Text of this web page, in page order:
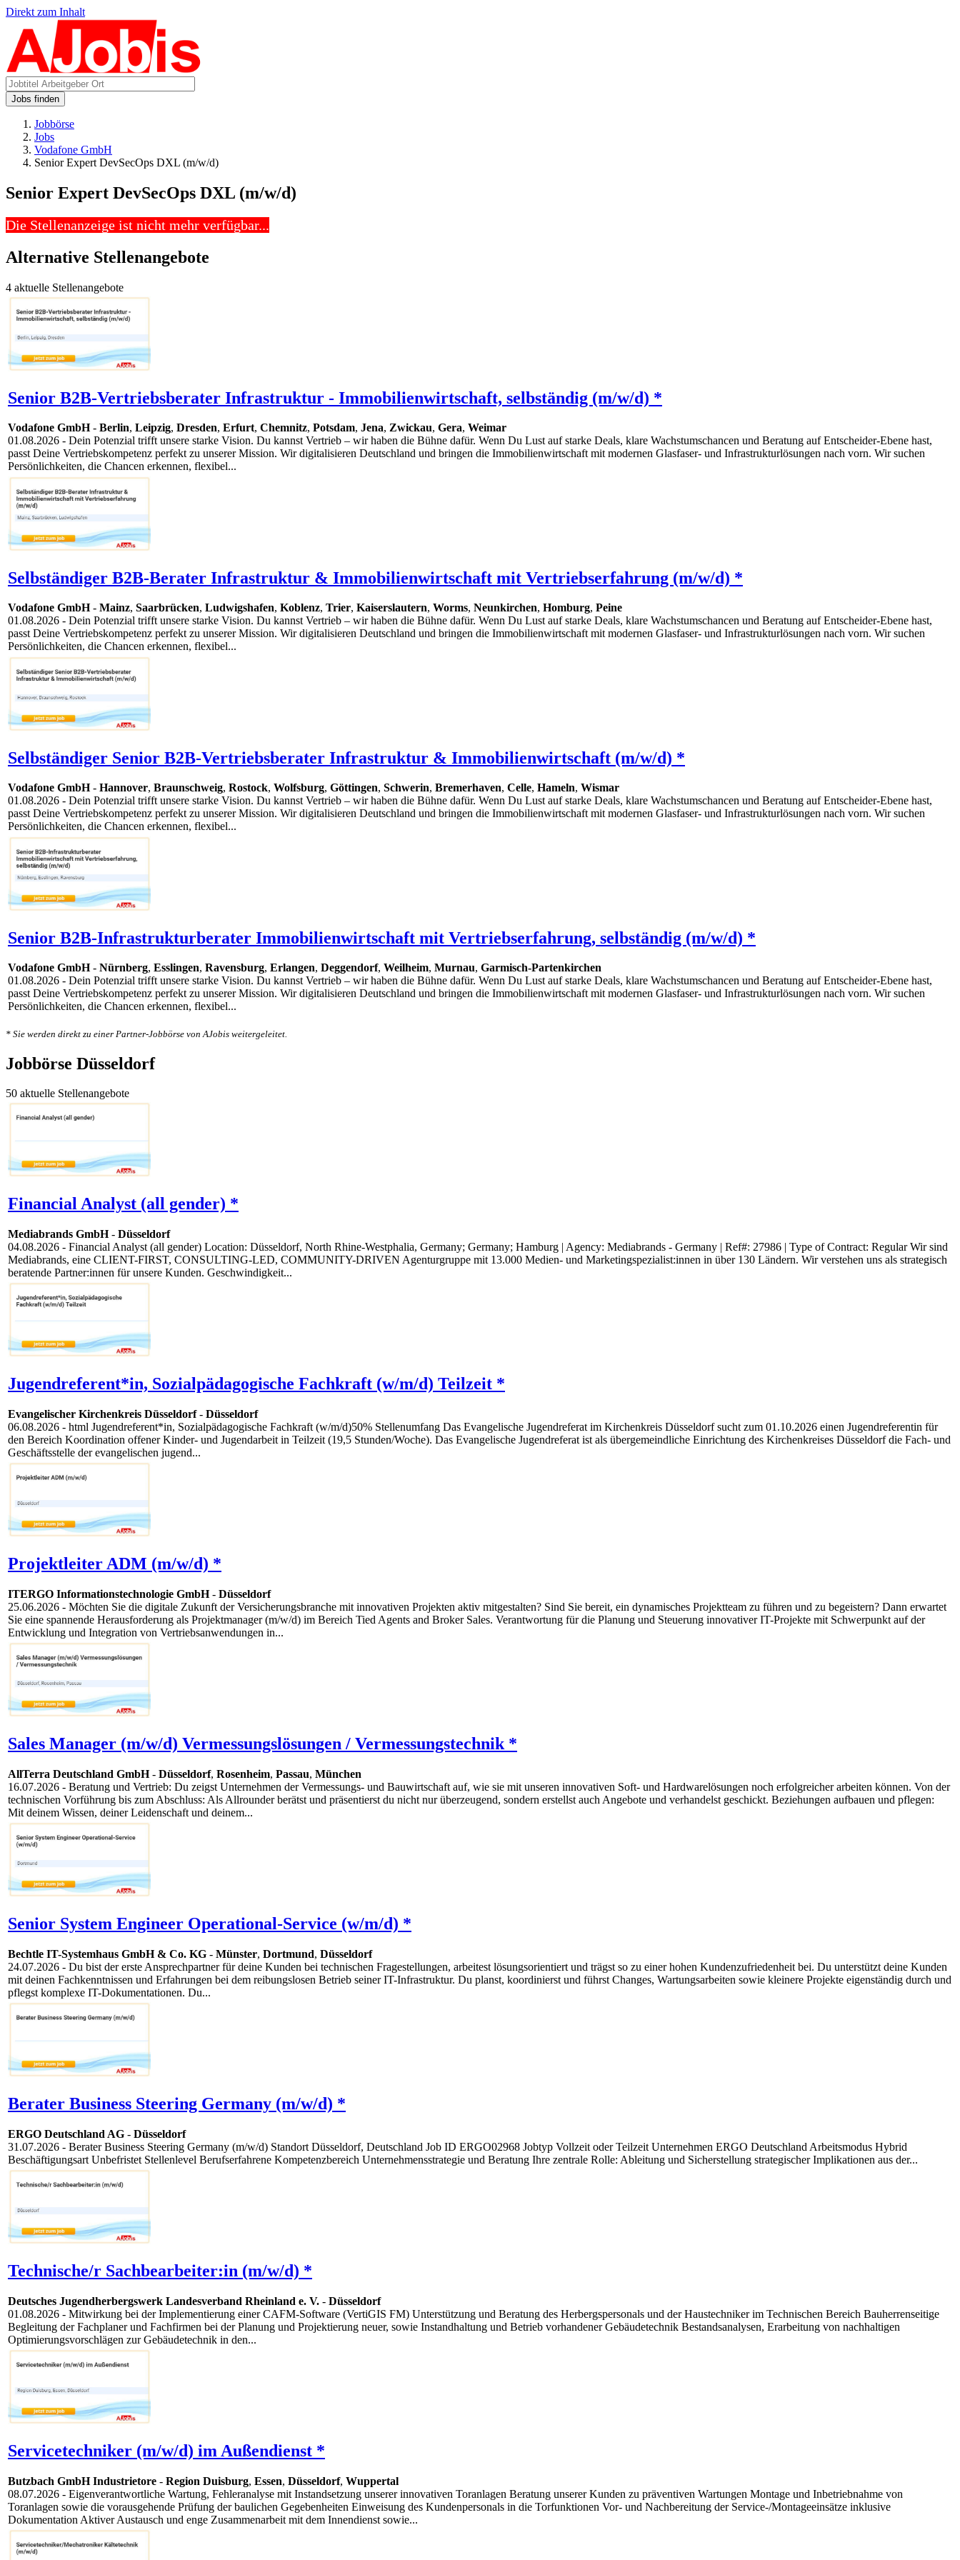
Direkt zum Inhalt
Jobs finden
Jobbörse
Jobs
Vodafone GmbH
Senior Expert DevSecOps DXL (m/w/d)
Senior Expert DevSecOps DXL (m/w/d)
Die Stellenanzeige ist nicht mehr verfügbar...
Alternative Stellenangebote
4 aktuelle Stellenangebote
Senior B2B-Vertriebsberater Infrastruktur - Immobilienwirtschaft, selbständig (m/w/d) *
Vodafone GmbH- Berlin, Leipzig, Dresden, Erfurt, Chemnitz, Potsdam, Jena, Zwickau, Gera, Weimar
01.08.2026 - Dein Potenzial trifft unsere starke Vision. Du kannst Vertrieb – wir haben die Bühne dafür. Wenn Du Lust auf starke Deals, klare Wachstumschancen und Beratung auf Entscheider-Ebene hast,
passt Deine Vertriebskompetenz perfekt zu unserer Mission. Wir digitalisieren Deutschland und bringen die Immobilienwirtschaft mit modernen Glasfaser‑ und Infrastrukturlösungen nach vorn. Wir suchen
Persönlichkeiten, die Chancen erkennen, flexibel...
Selbständiger B2B-Berater Infrastruktur & Immobilienwirtschaft mit Vertriebserfahrung (m/w/d) *
Vodafone GmbH- Mainz, Saarbrücken, Ludwigshafen, Koblenz, Trier, Kaiserslautern, Worms, Neunkirchen, Homburg, Peine
01.08.2026 - Dein Potenzial trifft unsere starke Vision. Du kannst Vertrieb – wir haben die Bühne dafür. Wenn Du Lust auf starke Deals, klare Wachstumschancen und Beratung auf Entscheider-Ebene hast,
passt Deine Vertriebskompetenz perfekt zu unserer Mission. Wir digitalisieren Deutschland und bringen die Immobilienwirtschaft mit modernen Glasfaser‑ und Infrastrukturlösungen nach vorn. Wir suchen
Persönlichkeiten, die Chancen erkennen, flexibel...
Selbständiger Senior B2B-Vertriebsberater Infrastruktur & Immobilienwirtschaft (m/w/d) *
Vodafone GmbH- Hannover, Braunschweig, Rostock, Wolfsburg, Göttingen, Schwerin, Bremerhaven, Celle, Hameln, Wismar
01.08.2026 - Dein Potenzial trifft unsere starke Vision. Du kannst Vertrieb – wir haben die Bühne dafür. Wenn Du Lust auf starke Deals, klare Wachstumschancen und Beratung auf Entscheider-Ebene hast,
passt Deine Vertriebskompetenz perfekt zu unserer Mission. Wir digitalisieren Deutschland und bringen die Immobilienwirtschaft mit modernen Glasfaser‑ und Infrastrukturlösungen nach vorn. Wir suchen
Persönlichkeiten, die Chancen erkennen, flexibel...
Senior B2B-Infrastrukturberater Immobilienwirtschaft mit Vertriebserfahrung, selbständig (m/w/d) *
Vodafone GmbH- Nürnberg, Esslingen, Ravensburg, Erlangen, Deggendorf, Weilheim, Murnau, Garmisch-Partenkirchen
01.08.2026 - Dein Potenzial trifft unsere starke Vision. Du kannst Vertrieb – wir haben die Bühne dafür. Wenn Du Lust auf starke Deals, klare Wachstumschancen und Beratung auf Entscheider-Ebene hast,
passt Deine Vertriebskompetenz perfekt zu unserer Mission. Wir digitalisieren Deutschland und bringen die Immobilienwirtschaft mit modernen Glasfaser‑ und Infrastrukturlösungen nach vorn. Wir suchen
Persönlichkeiten, die Chancen erkennen, flexibel...
* Sie werden direkt zu einer Partner-Jobbörse von AJobis weitergeleitet.
Jobbörse Düsseldorf
50 aktuelle Stellenangebote
Financial Analyst (all gender) *
Mediabrands GmbH- Düsseldorf
04.08.2026 - Financial Analyst (all gender) Location: Düsseldorf, North Rhine-Westphalia, Germany; Germany; Hamburg | Agency: Mediabrands - Germany | Ref#: 27986 | Type of Contract: Regular Wir sind
Mediabrands, eine CLIENT-FIRST, CONSULTING-LED, COMMUNITY-DRIVEN Agenturgruppe mit 13.000 Medien- und Marketingspezialist:innen in über 130 Ländern. Wir verstehen uns als strategisch
beratende Partner:innen für unsere Kunden. Geschwindigkeit...
Jugendreferent*in, Sozialpädagogische Fachkraft (w/m/d) Teilzeit *
Evangelischer Kirchenkreis Düsseldorf- Düsseldorf
06.08.2026 - html Jugendreferent*in, Sozialpädagogische Fachkraft (w/m/d)50% Stellenumfang Das Evangelische Jugendreferat im Kirchenkreis Düsseldorf sucht zum 01.10.2026 einen Jugendreferentin für
den Bereich Koordination offener Kinder- und Jugendarbeit in Teilzeit (19,5 Stunden/Woche). Das Evangelische Jugendreferat ist als übergemeindliche Einrichtung des Kirchenkreises Düsseldorf die Fach- und
Geschäftsstelle der evangelischen jugend...
Projektleiter ADM (m/w/d) *
ITERGO Informationstechnologie GmbH- Düsseldorf
25.06.2026 - Möchten Sie die digitale Zukunft der Versicherungsbranche mit innovativen Projekten aktiv mitgestalten? Sind Sie bereit, ein dynamisches Projektteam zu führen und zu begeistern? Dann erwartet
Sie eine spannende Herausforderung als Projektmanager (m/w/d) im Bereich Tied Agents and Broker Sales. Verantwortung für die Planung und Steuerung innovativer IT-Projekte mit Schwerpunkt auf der
Entwicklung und Integration von Vertriebsanwendungen in...
Sales Manager (m/w/d) Vermessungslösungen / Vermessungstechnik *
AllTerra Deutschland GmbH- Düsseldorf, Rosenheim, Passau, München
16.07.2026 - Beratung und Vertrieb: Du zeigst Unternehmen der Vermessungs- und Bauwirtschaft auf, wie sie mit unseren innovativen Soft- und Hardwarelösungen noch erfolgreicher arbeiten können. Von der
technischen Vorführung bis zum Abschluss: Als Allrounder berätst und präsentierst du nicht nur überzeugend, sondern erstellst auch Angebote und verhandelst geschickt. Beziehungen aufbauen und pflegen:
Mit deinem Wissen, deiner Leidenschaft und deinem...
Senior System Engineer Operational-Service (w/m/d) *
Bechtle IT-Systemhaus GmbH & Co. KG - Münster, Dortmund, Düsseldorf
24.07.2026 - Du bist der erste Ansprechpartner für deine Kunden bei technischen Fragestellungen, arbeitest lösungsorientiert und trägst so zu einer hohen Kundenzufriedenheit bei. Du unterstützt deine Kunden
mit deinen Fachkenntnissen und Erfahrungen bei dem reibungslosen Betrieb seiner IT-Infrastruktur. Du planst, koordinierst und führst Changes, Wartungsarbeiten sowie kleinere Projekte eigenständig durch und
pflegst komplexe IT-Dokumentationen. Du...
Berater Business Steering Germany (m/w/d) *
ERGO Deutschland AG - Düsseldorf
31.07.2026 - Berater Business Steering Germany (m/w/d) Standort Düsseldorf, Deutschland Job ID ERGO02968 Jobtyp Vollzeit oder Teilzeit Unternehmen ERGO Deutschland Arbeitsmodus Hybrid
Beschäftigungsart Unbefristet Stellenlevel Berufserfahrene Kompetenzbereich Unternehmensstrategie und Beratung Ihre zentrale Rolle: Ableitung und Sicherstellung strategischer Implikationen aus der...
Technische/r Sachbearbeiter:in (m/w/d) *
Deutsches Jugendherbergswerk Landesverband Rheinland e. V. - Düsseldorf
01.08.2026 - Mitwirkung bei der Implementierung einer CAFM-Software (VertiGIS FM) Unterstützung und Beratung des Herbergspersonals und der Haustechniker im Technischen Bereich Bauherrenseitige
Begleitung der Fachplaner und Fachfirmen bei der Planung und Projektierung neuer, sowie Instandhaltung und Betrieb vorhandener Gebäudetechnik Bestandsanalysen, Erarbeitung von nachhaltigen
Optimierungsvorschlägen zur Gebäudetechnik in den...
Servicetechniker (m/w/d) im Außendienst *
Butzbach GmbH Industrietore - Region Duisburg, Essen, Düsseldorf, Wuppertal
08.07.2026 - Eigenverantwortliche Wartung, Fehleranalyse mit Instandsetzung unserer innovativen Toranlagen Beratung unserer Kunden zu präventiven Wartungen Montage und Inbetriebnahme von
Toranlagen sowie die vorausgehende Prüfung der baulichen Gegebenheiten Einweisung des Kundenpersonals in die Torfunktionen Vor- und Nachbereitung der Service-/Montageeinsätze inklusive
Dokumentation Aktiver Austausch und enge Zusammenarbeit mit dem Innendienst sowie...